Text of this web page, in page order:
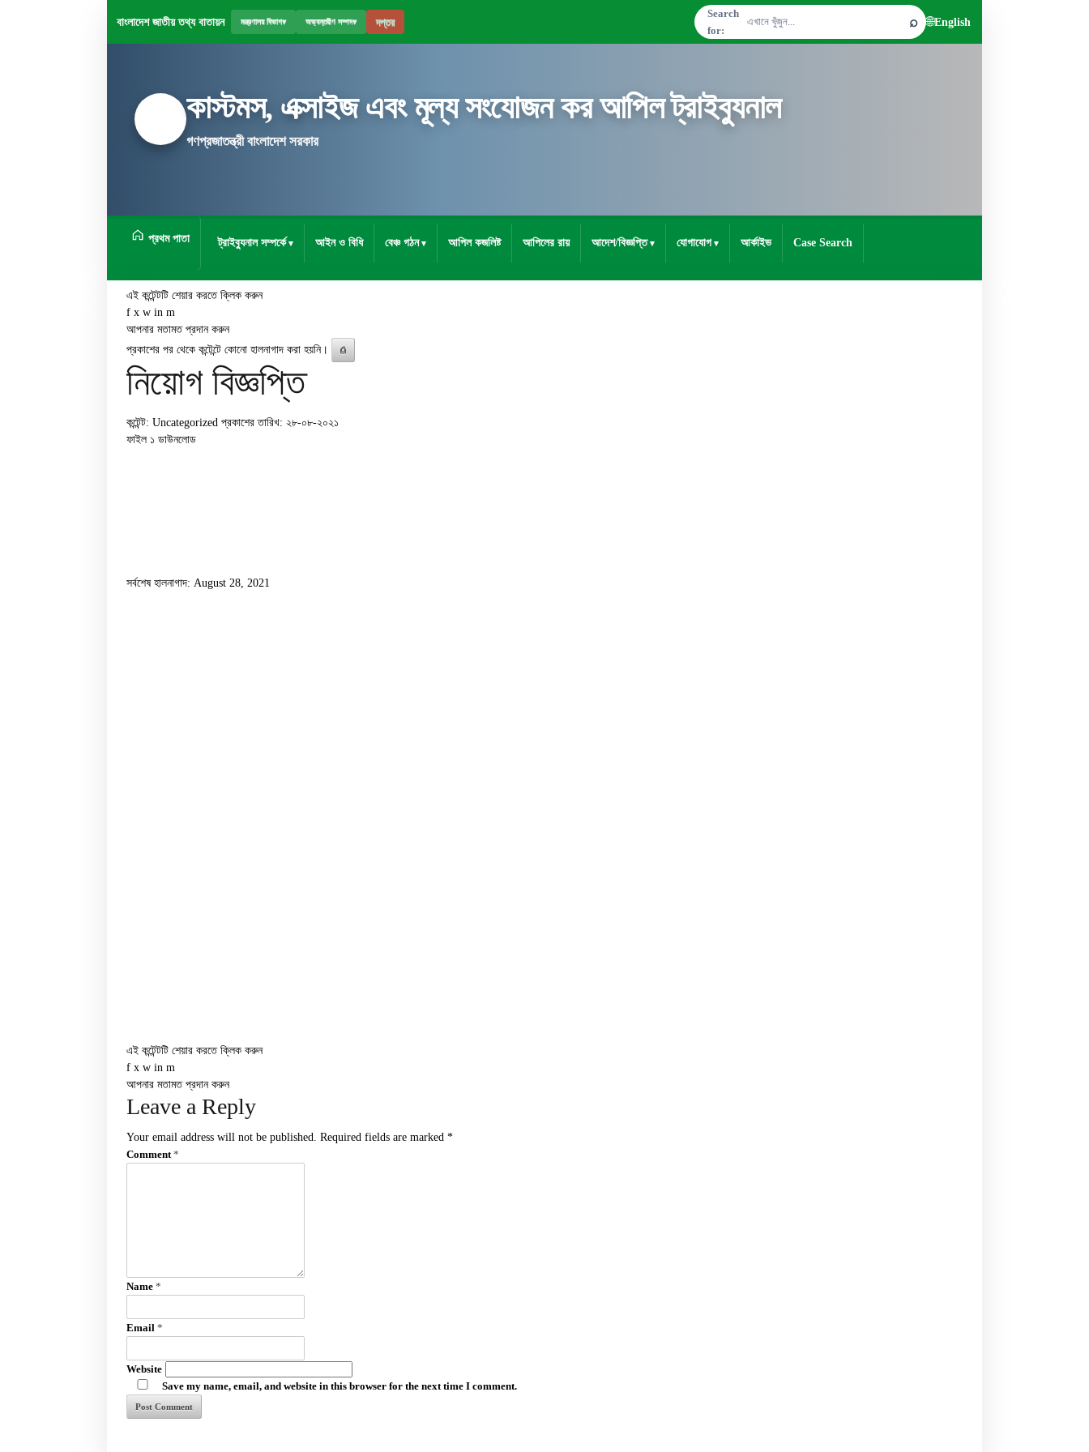
বাংলাদেশ জাতীয় তথ্য বাতায়ন মন্ত্রণালয় বিভাগ▾ অভ্যন্তরীণ সম্পদ▾ দপ্তর
Search
for:
⌕ 🌐English
কাস্টমস, এক্সাইজ এবং মূল্য সংযোজন কর আপিল ট্রাইব্যুনাল
গণপ্রজাতন্ত্রী বাংলাদেশ সরকার
প্রথম পাতা ট্রাইব্যুনাল সম্পর্কে আইন ও বিধি বেঞ্চ গঠন আপিল কজলিষ্ট আপিলের রায় আদেশ/বিজ্ঞপ্তি যোগাযোগ আর্কাইভ Case Search
এই কন্টেন্টটি শেয়ার করতে ক্লিক করুন
f x w in m
আপনার মতামত প্রদান করুন
প্রকাশের পর থেকে কন্টেন্টে কোনো হালনাগাদ করা হয়নি।
⎙
নিয়োগ বিজ্ঞপ্তি
কন্টেন্ট: Uncategorized প্রকাশের তারিখ: ২৮-০৮-২০২১
ফাইল ১ ডাউনলোড
সর্বশেষ হালনাগাদ: August 28, 2021
এই কন্টেন্টটি শেয়ার করতে ক্লিক করুন
f x w in m
আপনার মতামত প্রদান করুন
Leave a Reply
Your email address will not be published. Required fields are marked *
Comment*
Name *
Email *
Website
Save my name, email, and website in this browser for the next time I comment.